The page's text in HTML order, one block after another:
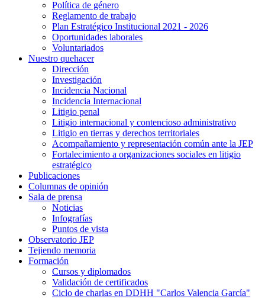
Política de género
Reglamento de trabajo
Plan Estratégico Institucional 2021 - 2026
Oportunidades laborales
Voluntariados
Nuestro quehacer
Dirección
Investigación
Incidencia Nacional
Incidencia Internacional
Litigio penal
Litigio internacional y contencioso administrativo
Litigio en tierras y derechos territoriales
Acompañamiento y representación común ante la JEP
Fortalecimiento a organizaciones sociales en litigio
estratégico
Publicaciones
Columnas de opinión
Sala de prensa
Noticias
Infografías
Puntos de vista
Observatorio JEP
Tejiendo memoria
Formación
Cursos y diplomados
Validación de certificados
Ciclo de charlas en DDHH "Carlos Valencia García"